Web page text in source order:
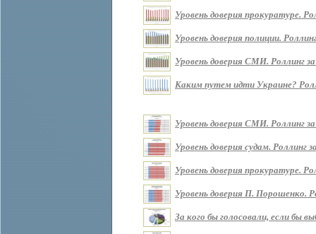
Уровень доверия прокуратуре.
Уровень доверия полиции.
Уровень доверия СМИ. Роллинг
Каким путем идти Украине?
Уровень доверия СМИ. Роллинг
Уровень доверия судам. Роллинг
Уровень доверия прокуратуре.
Уровень доверия П. Порошенко.
За кого бы голосовали, если бы